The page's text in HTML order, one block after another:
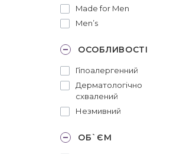
Made for Men
Men’s
ОСОБЛИВОСТІ
Гіпоалергенний
Дерматологічно
схвалений
Незмивний
ОБ`ЄМ